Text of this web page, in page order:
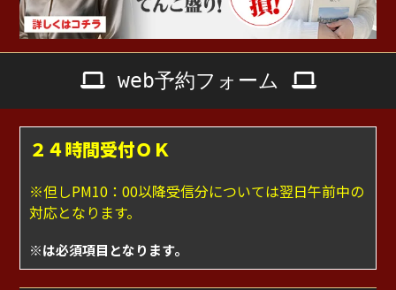
web予約フォーム
２４時間受付ＯＫ
※但しPM10：00以降受信分については翌日午前中の
対応となります。
※は必須項目となります。